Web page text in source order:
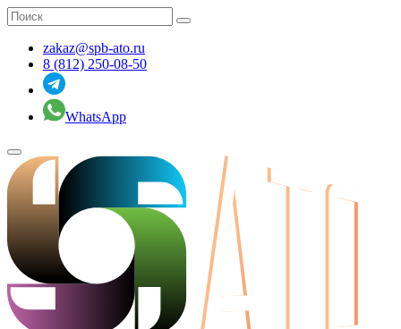
zakaz@spb-ato.ru
8 (812) 250-08-50
WhatsApp